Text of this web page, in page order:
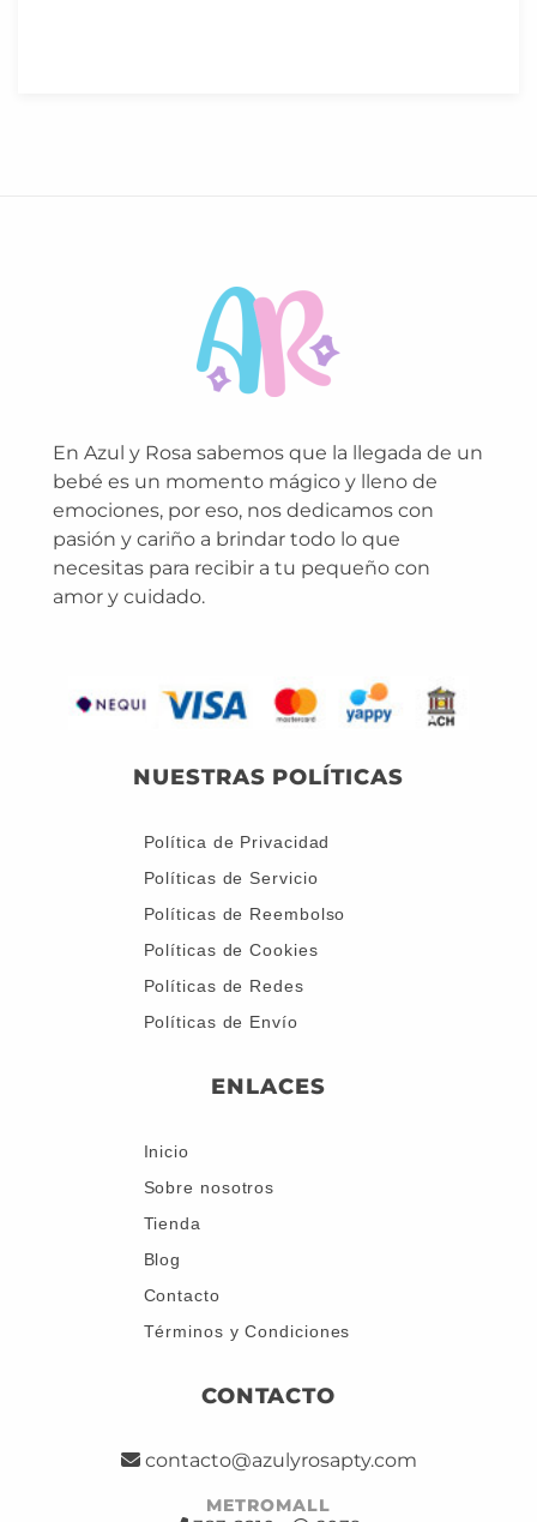
En Azul y Rosa sabemos que la llegada de un
bebé es un momento mágico y lleno de
emociones, por eso, nos dedicamos con
pasión y cariño a brindar todo lo que
necesitas para recibir a tu pequeño con
amor y cuidado.
NUESTRAS POLÍTICAS
Política de Privacidad
Políticas de Servicio
Políticas de Reembolso
Políticas de Cookies
Políticas de Redes
Políticas de Envío
ENLACES
Inicio
Sobre nosotros
Tienda
Blog
Contacto
Términos y Condiciones
CONTACTO
contacto@azulyrosapty.com
METROMALL